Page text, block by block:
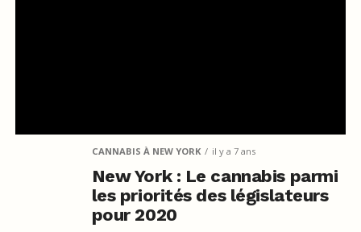
CANNABIS À NEW YORK il y a 7 ans
New York : Le cannabis parmi
les priorités des législateurs
pour 2020